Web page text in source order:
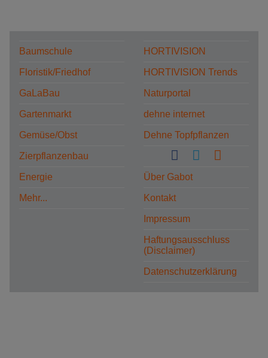
Baumschule
Floristik/Friedhof
GaLaBau
Gartenmarkt
Gemüse/Obst
Zierpflanzenbau
Energie
Mehr...
HORTIVISION
HORTIVISION Trends
Naturportal
dehne internet
Dehne Topfpflanzen
Über Gabot
Kontakt
Impressum
Haftungsausschluss
(Disclaimer)
Datenschutzerklärung